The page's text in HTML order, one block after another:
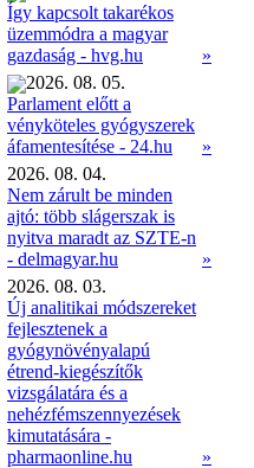
Így kapcsolt takarékos
üzemmódra a magyar
gazdaság - hvg.hu
»
2026. 08. 05.
Parlament előtt a
vényköteles gyógyszerek
áfamentesítése - 24.hu
»
2026. 08. 04.
Nem zárult be minden
ajtó: több slágerszak is
nyitva maradt az SZTE-n
- delmagyar.hu
»
2026. 08. 03.
Új analitikai módszereket
fejlesztenek a
gyógynövényalapú
étrend-kiegészítők
vizsgálatára és a
nehézfémszennyezések
kimutatására -
pharmaonline.hu
»